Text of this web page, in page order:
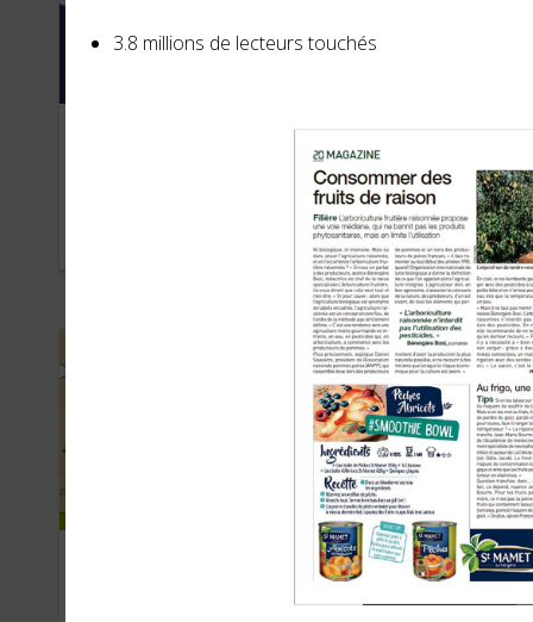
3.8 millions de lecteurs touchés